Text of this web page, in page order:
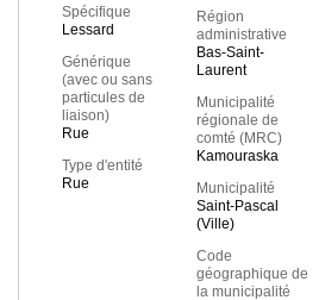
Spécifique
Lessard
Générique
(avec ou sans
particules de
liaison)
Rue
Type d'entité
Rue
Région
administrative
Bas-Saint-
Laurent
Municipalité
régionale de
comté (MRC)
Kamouraska
Municipalité
Saint-Pascal
(Ville)
Code
géographique de
la municipalité